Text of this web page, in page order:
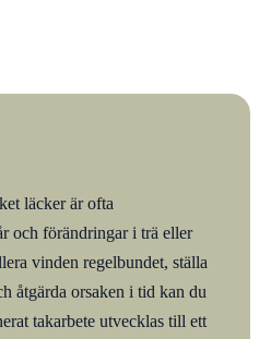
läcker är ofta
och förändringar i trä eller
vinden regelbundet, ställa
åtgärda orsaken i tid kan du
takarbete utvecklas till ett